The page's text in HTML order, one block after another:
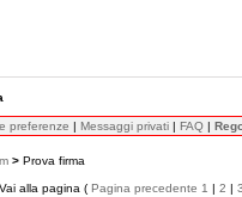
preferenze | Messaggi privati | FAQ |
> Prova firma
Vai alla pagina ( Pagina precedente 1 | 2 |